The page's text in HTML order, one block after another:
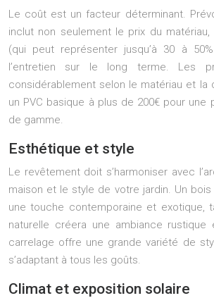
Le coût est un facteur déterminant.
inclut non seulement le prix du
(qui peut représenter jusqu’à 30 à
l’entretien sur le long terme. Les
considérablement selon le matériau et la
un PVC basique à plus de 200€ pour une
de gamme.
Esthétique et style
Le revêtement doit s’harmoniser avec
maison et le style de votre jardin. Un
une touche contemporaine et exotique,
naturelle créera une ambiance rustique
carrelage offre une grande variété de
s’adaptant à tous les goûts.
Climat et exposition solaire